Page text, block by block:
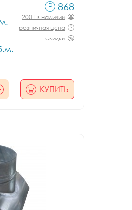
868
200+ в наличии
розничная цена
скидки
КУПИТЬ